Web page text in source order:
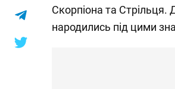
Скорпіона та Стрільця.
народились під цими